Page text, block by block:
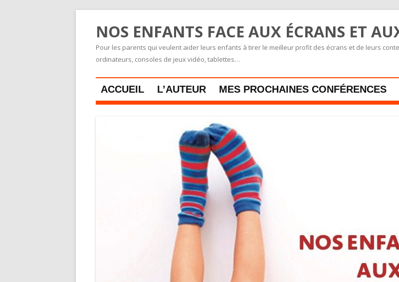
NOS ENFANTS FACE AUX ÉCRANS ET
Pour les parents qui veulent aider leurs enfants à tirer le meilleur profit des écrans et de leurs
ordinateurs, consoles de jeux vidéo, tablettes…
Skip to content
ACCUEIL L’AUTEUR MES PROCHAINES CONFÉRENCES